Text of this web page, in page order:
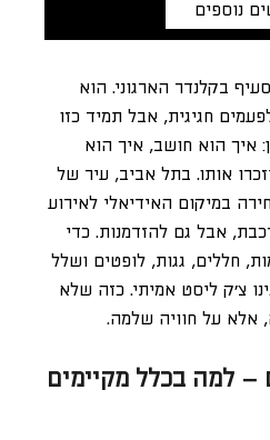
נוספים
בקלנדר הארגוני. הוא
חגיגית, אבל תמיד כזו
איך הוא חושב, איך הוא
אותו. בתל אביב, עיר של
במיקום האידיאלי לאירוע
אבל גם להזדמנות. כדי
חללים, גגות, לופטים ושלל
צ’ק ליסט אמיתי. כזה שלא
אלא על חוויה שלמה.
– למה בכלל מקיימים